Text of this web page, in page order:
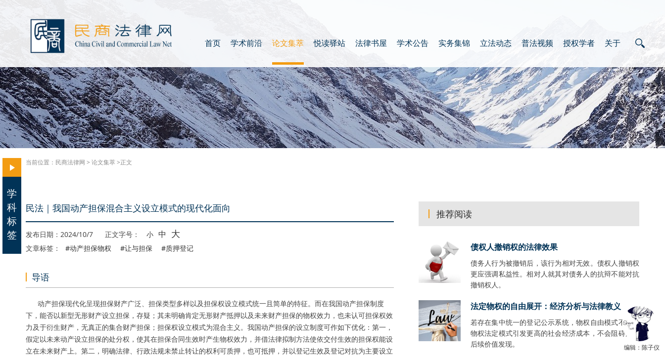
首页 学术前沿 论文集萃 悦读驿站 法律书屋 学术公告 实务集锦 立法动态 普法视频 授权学者 关于
当前位置： 民商法律网 > 论文集萃>正文
民法｜我国动产担保混合主义设立模式的现代化面向
发布日期：2024/10/7 正文字号： 小 中 大
文章标签： #动产担保物权 #让与担保 #质押登记
导语
动产担保现代化呈现担保财产广泛、担保类型多样以及担保权设立模式统一且简单的特征。而在我国动产担保制度
下，能否以新型无形财产设立担保，存疑；其未明确肯定无形财产抵押以及未来财产担保的物权效力，也未认可担保权效
力及于衍生财产，无真正的集合财产担保；担保权设立模式为混合主义。我国动产担保的设立制度可作如下优化：第一，
假定以未来动产设立担保的处分权，使其在担保合同生效时产生物权效力，并借法律拟制方法使依交付生效的担保权能设
立在未来财产上。第二，明确法律、行政法规未禁止转让的权利可质押，也可抵押，并以登记生效及登记对抗为主要设立
推荐阅读
债权人撤销权的法律效果
债务人行为被撤销后，该行为相对无效。债权人撤销权
更应强调私益性。相对人就其对债务人的抗辩不能对抗
撤销权人。
法定物权的自由展开：经济分析与法律教义
若存在集中统一的登记公示系统，物权自由模式不会比
物权法定模式引发更高的社会经济成本，不会阻碍财产
后续价值发现。
编辑：陈子仪
学
科
标
签